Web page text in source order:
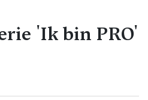
'Ik bin PRO'